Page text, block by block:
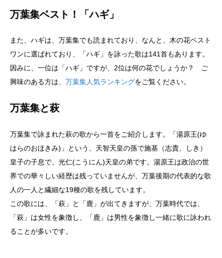
万葉集ベスト！「ハギ」
また、ハギは、万葉集でも読まれており、なんと、木の花ベスト
ワンに選ばれており、「ハギ」を詠った歌は141首もあります。
因みに、一位は「ハギ」ですが、2位は何の花でしょうか？ ご
興味のある方は、 万葉集人気ランキングをご覧ください。
万葉集と萩
万葉集で詠まれた萩の歌から一首をご紹介します。「湯原王(ゆ
はらのおほきみ)」という、天智天皇の孫で施基（志貴、しき）
皇子の子息で、光仁(こうにん)天皇の弟です。湯原王は政治の世
界での華々しい経歴は残っていませんが、万葉後期の代表的な歌
人の一人と繊細な19種の歌を残しています。
この歌には、「萩」と「鹿」が出てきますが、万葉時代では、
「萩」は女性を象徴し、「鹿」は男性を象徴し一緒に歌に詠われ
ることが多いです。